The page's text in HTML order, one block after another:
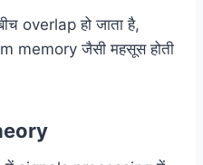
overlap हो जाता है,
memory जैसी महसूस होती